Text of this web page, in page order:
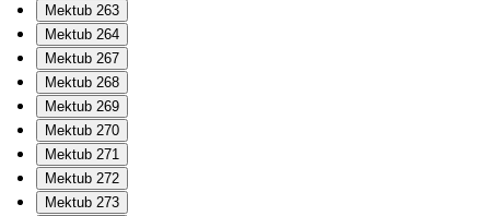
Mektub 263
Mektub 264
Mektub 267
Mektub 268
Mektub 269
Mektub 270
Mektub 271
Mektub 272
Mektub 273